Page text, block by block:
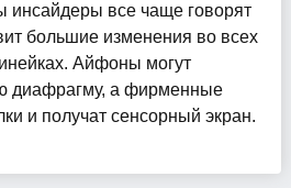
инсайдеры все чаще говорят
большие изменения во всех
Айфоны могут
диафрагму, а фирменные
и получат сенсорный экран.